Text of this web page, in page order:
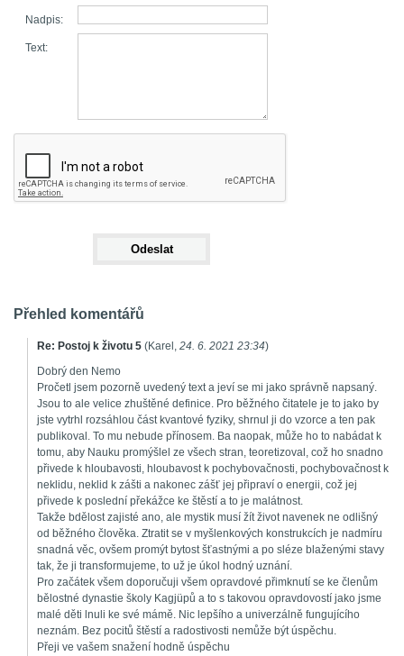
Nadpis:
Text:
Přehled komentářů
Re: Postoj k životu 5 (Karel , 24. 6. 2021 23:34)
Dobrý den Nemo
Pročetl jsem pozorně uvedený text a jeví se mi jako správně napsaný.
Jsou to ale velice zhuštěné definice. Pro běžného čitatele je to jako by
jste vytrhl rozsáhlou část kvantové fyziky, shrnul ji do vzorce a ten pak
publikoval. To mu nebude přínosem. Ba naopak, může ho to nabádat k
tomu, aby Nauku promýšlel ze všech stran, teoretizoval, což ho snadno
přivede k hloubavosti, hloubavost k pochybovačnosti, pochybovačnost k
neklidu, neklid k zášti a nakonec zášť jej připraví o energii, což jej
přivede k poslední překážce ke štěstí a to je malátnost.
Takže bdělost zajisté ano, ale mystik musí žít život navenek ne odlišný
od běžného člověka. Ztratit se v myšlenkových konstrukcích je nadmíru
snadná věc, ovšem promýt bytost šťastnými a po sléze blaženými stavy
tak, že ji transformujeme, to už je úkol hodný uznání.
Pro začátek všem doporučuji všem opravdové přimknutí se ke členům
bělostné dynastie školy Kagjüpů a to s takovou opravdovostí jako jsme
malé děti lnuli ke své mámě. Nic lepšího a univerzálně fungujícího
neznám. Bez pocitů štěstí a radostivosti nemůže být úspěchu.
Přeji ve vašem snažení hodně úspěchu